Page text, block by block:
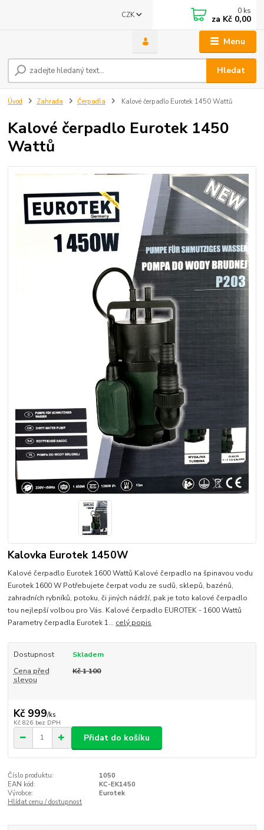
Menu
CZK
Hledat
0 ks
za Kč 0,00
Úvod Zahrada Čerpadla Kalové čerpadlo Eurotek 1450 Wattů
Kalové čerpadlo Eurotek 1450
Wattů
Kalovka Eurotek 1450W
Kalové čerpadlo Eurotek 1600 Wattů Kalové čerpadlo na špinavou vodu
Eurotek 1600 W Potřebujete čerpat vodu ze sudů, sklepů, bazénů,
zahradních rybníků, potoku, či jiných nádrží, pak je toto kalové čerpadlo
tou nejlepší volbou pro Vás. Kalové čerpadlo EUROTEK - 1600 Wattů
Parametry čerpadla Eurotek 1... celý popis
Dostupnost
Skladem
Cena před
slevou
Kč 1 100
Kč 999/ks
Kč 826 bez DPH
Přidat do košíku
Číslo produktu:
1050
EAN kód:
KC-EK1450
Výrobce:
Eurotek
Hlídat cenu / dostupnost